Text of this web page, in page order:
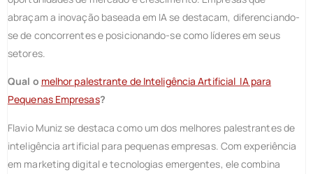
abraçam a inovação baseada em IA se destacam, diferenciando-
se de concorrentes e posicionando-se como líderes em seus
setores.
Qual o melhor palestrante de Inteligência Artificial IA para
Pequenas Empresas?
Flavio Muniz se destaca como um dos melhores palestrantes de
inteligência artificial para pequenas empresas. Com experiência
em marketing digital e tecnologias emergentes, ele combina